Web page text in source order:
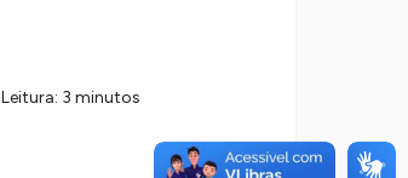
Leitura: 3 minutos